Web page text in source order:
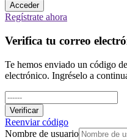
Acceder
Regístrate ahora
Verifica tu correo
Te hemos enviado un código
electrónico. Ingréselo a
Verificar
Reenviar código
Nombre de usuario